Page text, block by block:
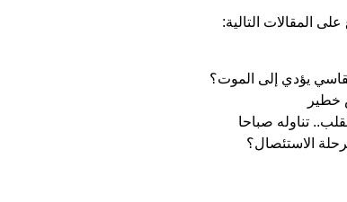
المقالات التالية:
يؤدي إلى الموت؟
خطير
تناوله صباحا
الاستئصال؟